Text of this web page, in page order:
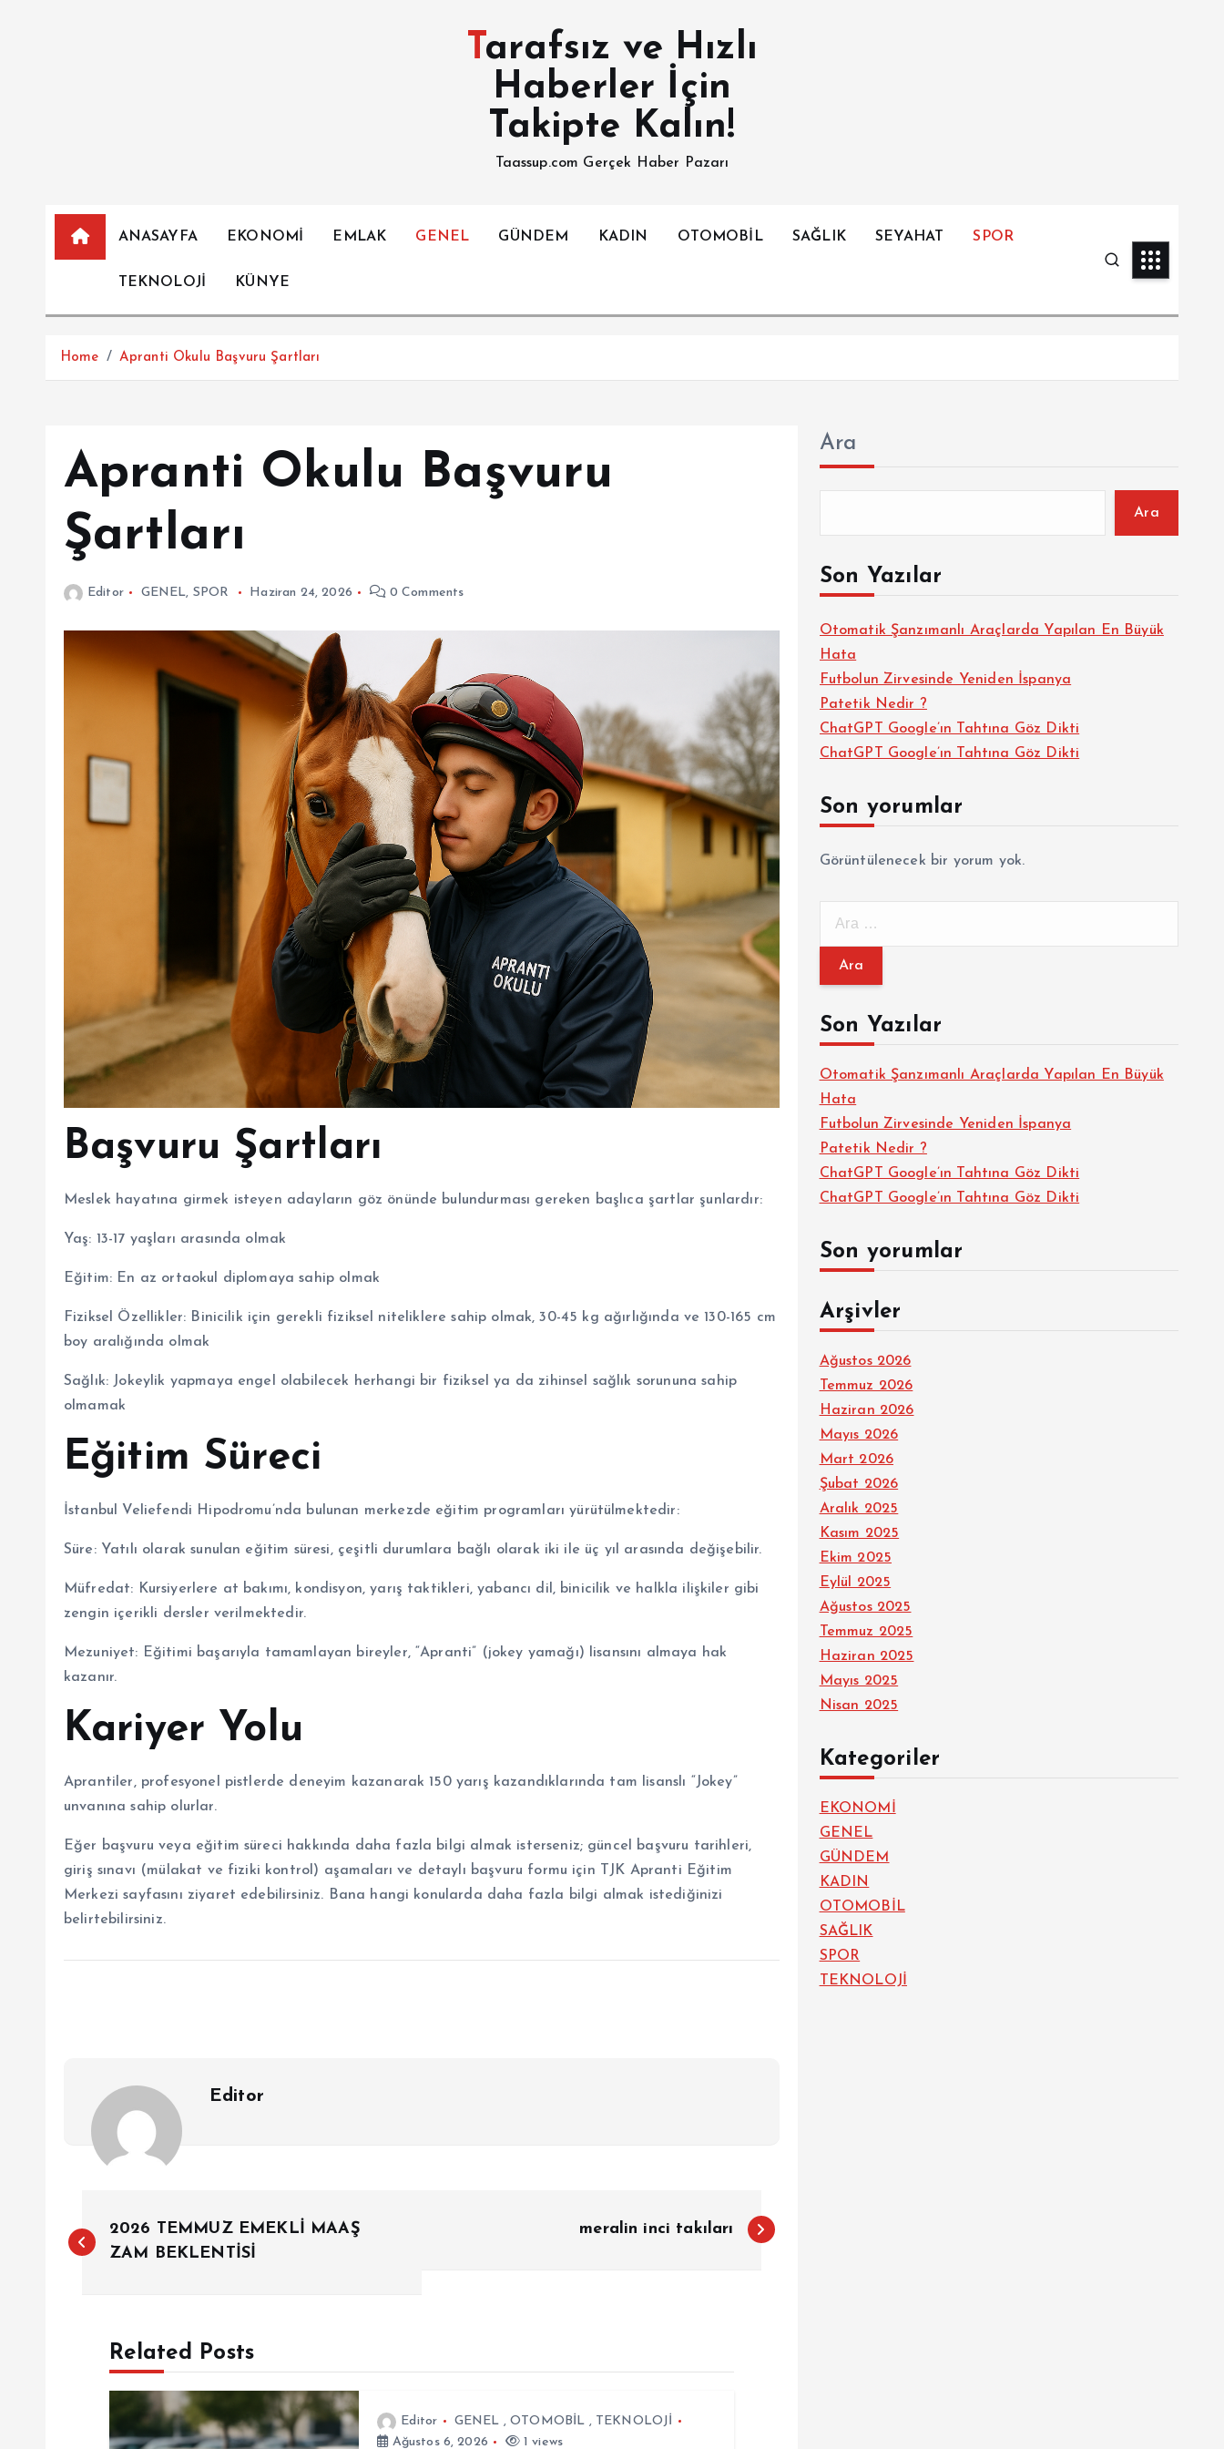
Tarafsız ve Hızlı
Haberler İçin
Takipte Kalın!
Taassup.com Gerçek Haber Pazarı
ANASAYFA EKONOMİ EMLAK GENEL GÜNDEM KADIN OTOMOBİL SAĞLIK SEYAHAT SPOR
TEKNOLOJİ KÜNYE
Home Apranti Okulu Başvuru Şartları
Apranti Okulu Başvuru
Şartları
Editor GENEL, SPOR Haziran 24, 2026 0 Comments
Başvuru Şartları
Meslek hayatına girmek isteyen adayların göz önünde bulundurması gereken başlıca şartlar şunlardır:
Yaş: 13-17 yaşları arasında olmak
Eğitim: En az ortaokul diplomaya sahip olmak
Fiziksel Özellikler: Binicilik için gerekli fiziksel niteliklere sahip olmak, 30-45 kg ağırlığında ve 130-165 cm
boy aralığında olmak
Sağlık: Jokeylik yapmaya engel olabilecek herhangi bir fiziksel ya da zihinsel sağlık sorununa sahip
olmamak
Eğitim Süreci
İstanbul Veliefendi Hipodromu’nda bulunan merkezde eğitim programları yürütülmektedir:
Süre: Yatılı olarak sunulan eğitim süresi, çeşitli durumlara bağlı olarak iki ile üç yıl arasında değişebilir.
Müfredat: Kursiyerlere at bakımı, kondisyon, yarış taktikleri, yabancı dil, binicilik ve halkla ilişkiler gibi
zengin içerikli dersler verilmektedir.
Mezuniyet: Eğitimi başarıyla tamamlayan bireyler, “Apranti” (jokey yamağı) lisansını almaya hak
kazanır.
Kariyer Yolu
Aprantiler, profesyonel pistlerde deneyim kazanarak 150 yarış kazandıklarında tam lisanslı “Jokey”
unvanına sahip olurlar.
Eğer başvuru veya eğitim süreci hakkında daha fazla bilgi almak isterseniz; güncel başvuru tarihleri,
giriş sınavı (mülakat ve fiziki kontrol) aşamaları ve detaylı başvuru formu için TJK Apranti Eğitim
Merkezi sayfasını ziyaret edebilirsiniz. Bana hangi konularda daha fazla bilgi almak istediğinizi
belirtebilirsiniz.
Editor
a
2026 TEMMUZ EMEKLİ MAAŞ
ZAM BEKLENTİSİ
meralin inci takıları
Related Posts
Editor GENEL ,OTOMOBİL , TEKNOLOJİ
Ağustos 6, 2026
1 views
Ara
Ara
Son Yazılar
Otomatik Şanzımanlı Araçlarda Yapılan En Büyük
Hata
Futbolun Zirvesinde Yeniden İspanya
Patetik Nedir ?
ChatGPT Google’ın Tahtına Göz Dikti
ChatGPT Google’ın Tahtına Göz Dikti
Son yorumlar
Görüntülenecek bir yorum yok.
m
:Son Yazılar
Otomatik Şanzımanlı Araçlarda Yapılan En Büyük
Hata
Futbolun Zirvesinde Yeniden İspanya
Patetik Nedir ?
ChatGPT Google’ın Tahtına Göz Dikti
ChatGPT Google’ın Tahtına Göz Dikti
Son yorumlar
Arşivler
Ağustos 2026
Temmuz 2026
Haziran 2026
Mayıs 2026
Mart 2026
Şubat 2026
Aralık 2025
Kasım 2025
Ekim 2025
Eylül 2025
Ağustos 2025
Temmuz 2025
Haziran 2025
Mayıs 2025
Nisan 2025
Kategoriler
EKONOMİ
GENEL
GÜNDEM
KADIN
OTOMOBİL
SAĞLIK
SPOR
TEKNOLOJİ